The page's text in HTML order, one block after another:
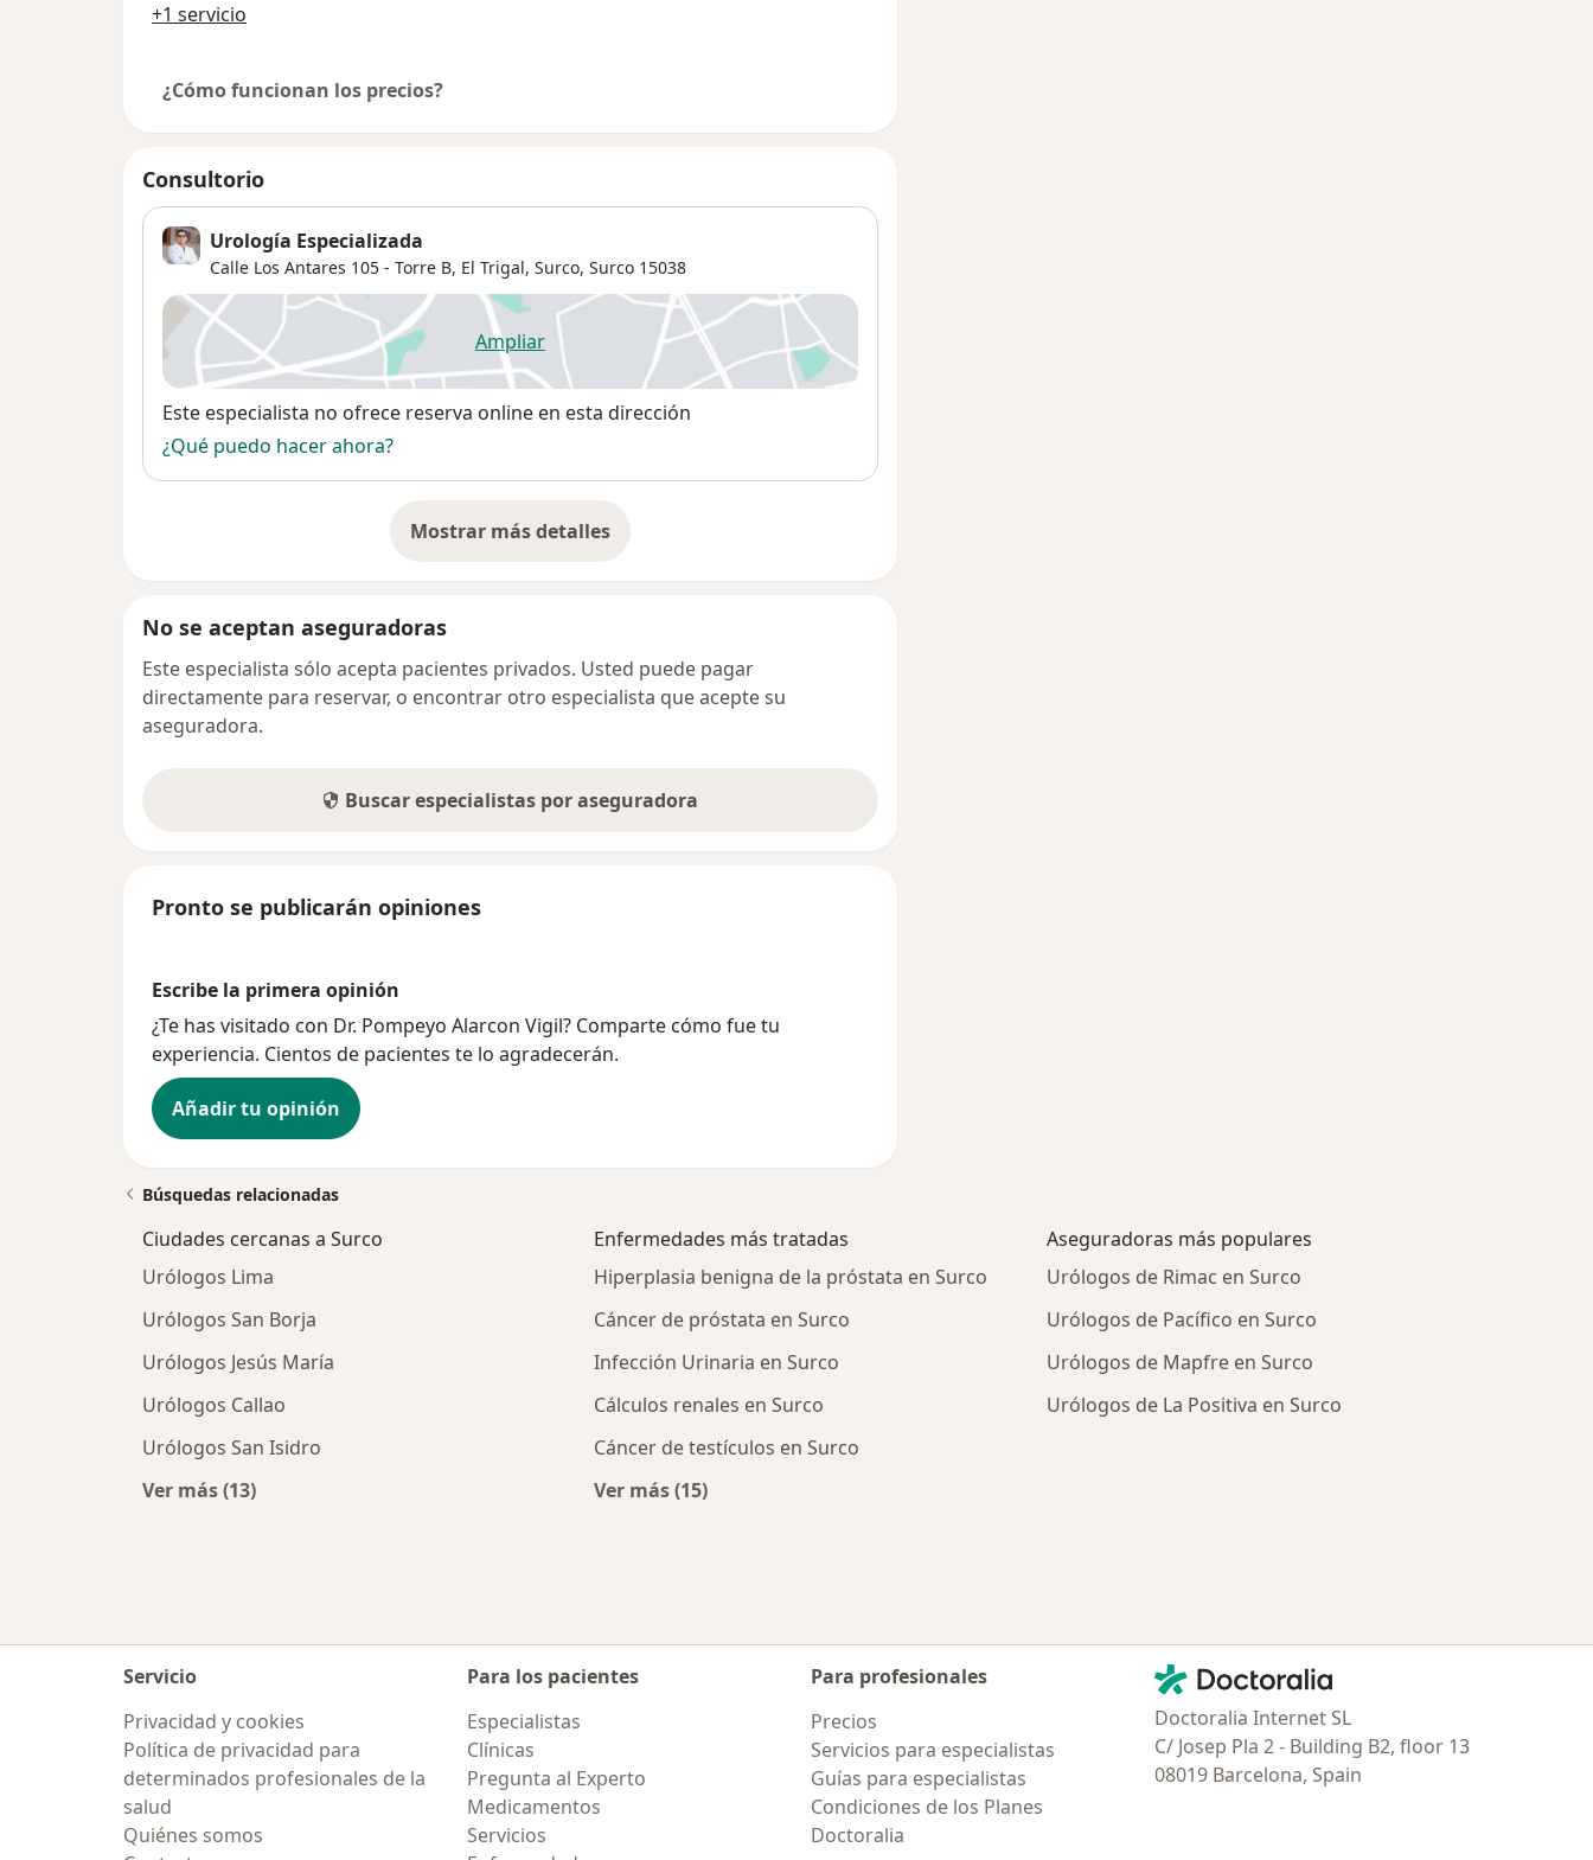
+1 servicio
¿Cómo funcionan los precios?
Consultorio
Urología Especializada
Calle Los Antares 105 - Torre B, El Trigal, Surco, Surco 15038
Ampliarse abre en una nueva pestaña
Disponibilidad
Este especialista no ofrece reserva online en esta dirección
¿Qué puedo hacer ahora?
Mostrar más detalles
sobre la dirección
No se aceptan aseguradoras
Este especialista sólo acepta pacientes privados. Usted puede pagar
directamente para reservar, o encontrar otro especialista que acepte su
aseguradora.
Buscar especialistas por aseguradora
Pronto se publicarán opiniones
Escribe la primera opinión
¿Te has visitado con Dr. Pompeyo Alarcon Vigil? Comparte cómo fue tu
experiencia. Cientos de pacientes te lo agradecerán.
Añadir tu opinión
Búsquedas relacionadas
Ciudades cercanas a Surco
Urólogos Lima
Urólogos San Borja
Urólogos Jesús María
Urólogos Callao
Urólogos San Isidro
Ver más (13)
Enfermedades más tratadas
Hiperplasia benigna de la próstata en Surco
Cáncer de próstata en Surco
Infección Urinaria en Surco
Cálculos renales en Surco
Cáncer de testículos en Surco
Ver más (15)
Aseguradoras más populares
Urólogos de Rimac en Surco
Urólogos de Pacífico en Surco
Urólogos de Mapfre en Surco
Urólogos de La Positiva en Surco
Servicio
Privacidad y cookies
Política de privacidad para
determinados profesionales de la
salud
Quiénes somos
Para los pacientes
Especialistas
Clínicas
Pregunta al Experto
Medicamentos
Servicios
Para profesionales
Precios
Servicios para especialistas
Guías para especialistas
Condiciones de los Planes
Doctoralia
Contacto
Doctoralia - Página de inicio
Doctoralia Internet SL
C/ Josep Pla 2 - Building B2, floor 13
08019 Barcelona, Spain